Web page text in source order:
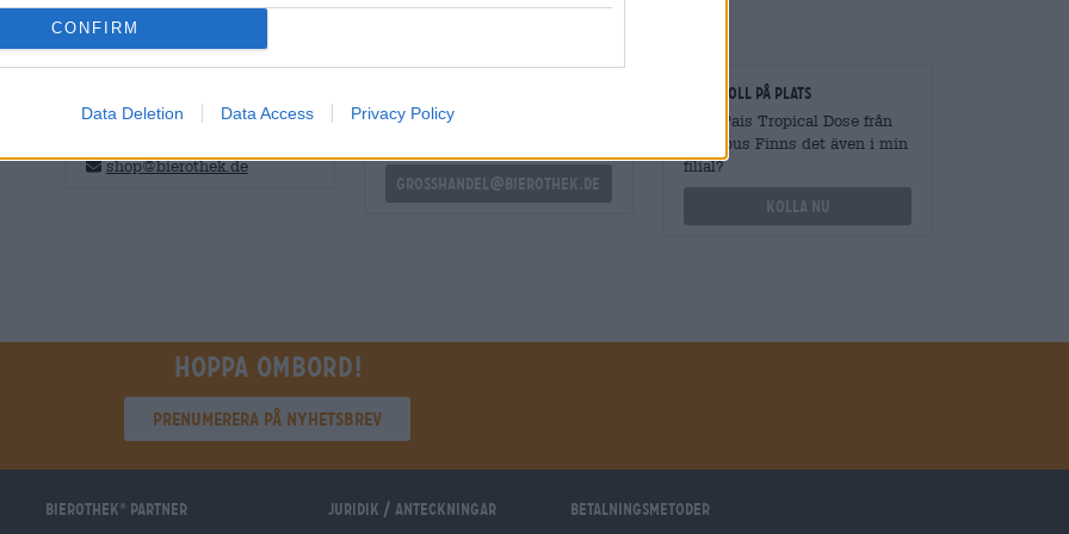
CONFIRM
Data Deletion Data Access Privacy Policy
Har du frågor om denna öl? Vi
shop@bierothek.de
Vill du köpa större kvantiteter
grosshandel@bierothek.de
Kontroll på plats
Vara Pais Tropical Dose från
Oedipus Finns det även i min
filial?
Kolla nu
Hoppa ombord!
Prenumerera på nyhetsbrev
Bierothek partner Juridik / Anteckningar Betalningsmetoder